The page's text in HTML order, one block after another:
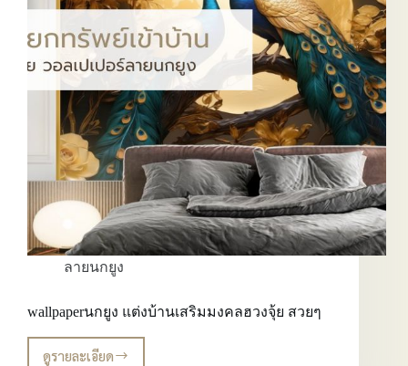
ลายนกยูง
wallpaperนกยูง แต่งบ้านเสริมมงคลฮวงจุ้ย สวยๆ
ดูรายละเอียดwallpaperนก